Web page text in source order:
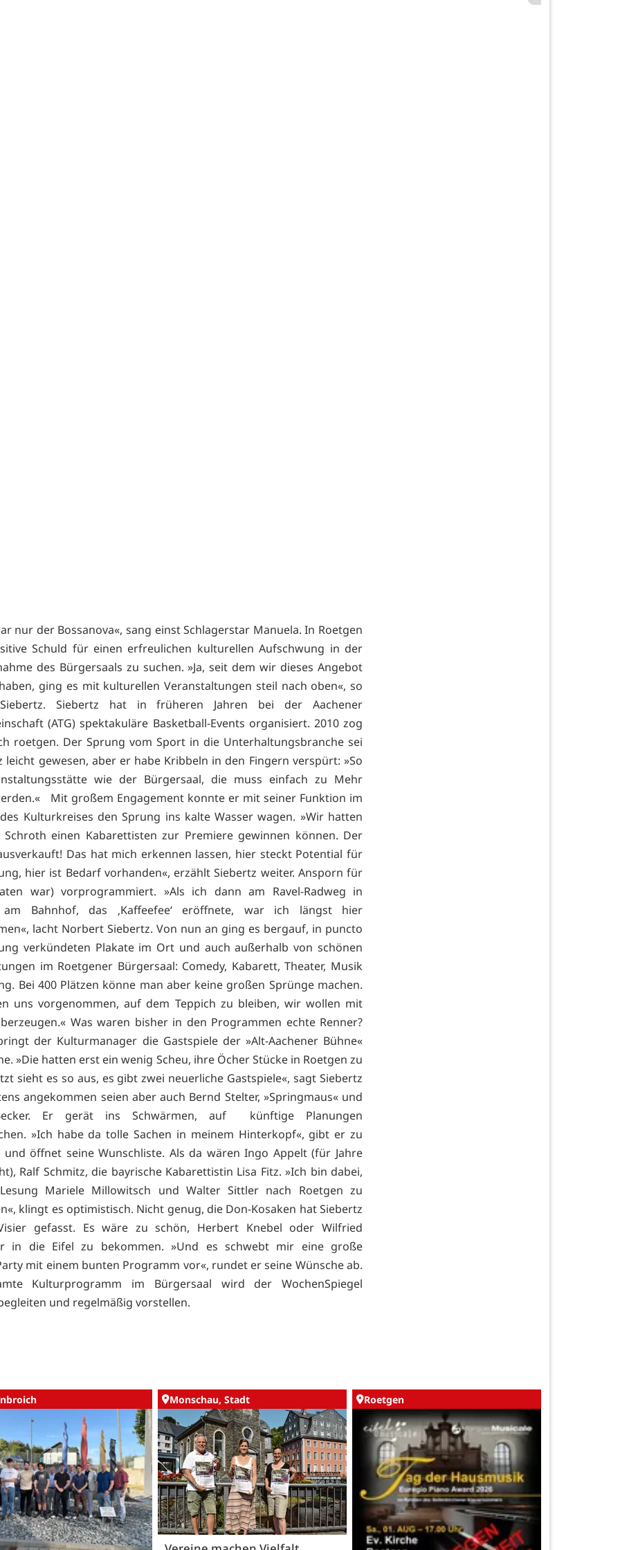
nur der Bossanova«, sang einst Schlagerstar Manuela. In Roetgen
Schuld für einen erfreulichen kulturellen Aufschwung in der
des Bürgersaals zu suchen. »Ja, seit dem wir dieses Angebot
ging es mit kulturellen Veranstaltungen steil nach oben«, so
Siebertz hat in früheren Jahren bei der Aachener
(ATG) spektakuläre Basketball-Events organisiert. 2010 zog
roetgen. Der Sprung vom Sport in die Unterhaltungsbranche sei
leicht gewesen, aber er habe Kribbeln in den Fingern verspürt: »So
wie der Bürgersaal, die muss einfach zu Mehr
Mit großem Engagement konnte er mit seiner Funktion im
Kulturkreises den Sprung ins kalte Wasser wagen. »Wir hatten
einen Kabarettisten zur Premiere gewinnen können. Der
Das hat mich erkennen lassen, hier steckt Potential für
hier ist Bedarf vorhanden«, erzählt Siebertz weiter. Ansporn für
war) vorprogrammiert. »Als ich dann am Ravel-Radweg in
am Bahnhof, das ‚Kaffeefee‘ eröffnete, war ich längst hier
lacht Norbert Siebertz. Von nun an ging es bergauf, in puncto
verkündeten Plakate im Ort und auch außerhalb von schönen
im Roetgener Bürgersaal: Comedy, Kabarett, Theater, Musik
Bei 400 Plätzen könne man aber keine großen Sprünge machen.
uns vorgenommen, auf dem Teppich zu bleiben, wir wollen mit
Was waren bisher in den Programmen echte Renner?
der Kulturmanager die Gastspiele der »Alt-Aachener Bühne«
»Die hatten erst ein wenig Scheu, ihre Öcher Stücke in Roetgen zu
sieht es so aus, es gibt zwei neuerliche Gastspiele«, sagt Siebertz
angekommen seien aber auch Bernd Stelter, »Springmaus« und
Er gerät ins Schwärmen, auf künftige Planungen
»Ich habe da tolle Sachen in meinem Hinterkopf«, gibt er zu
und öffnet seine Wunschliste. Als da wären Ingo Appelt (für Jahre
Ralf Schmitz, die bayrische Kabarettistin Lisa Fitz. »Ich bin dabei,
Mariele Millowitsch und Walter Sittler nach Roetgen zu
klingt es optimistisch. Nicht genug, die Don-Kosaken hat Siebertz
gefasst. Es wäre zu schön, Herbert Knebel oder Wilfried
in die Eifel zu bekommen. »Und es schwebt mir eine große
mit einem bunten Programm vor«, rundet er seine Wünsche ab.
Kulturprogramm im Bürgersaal wird der WochenSpiegel
und regelmäßig vorstellen.
Monschau, Stadt Roetgen